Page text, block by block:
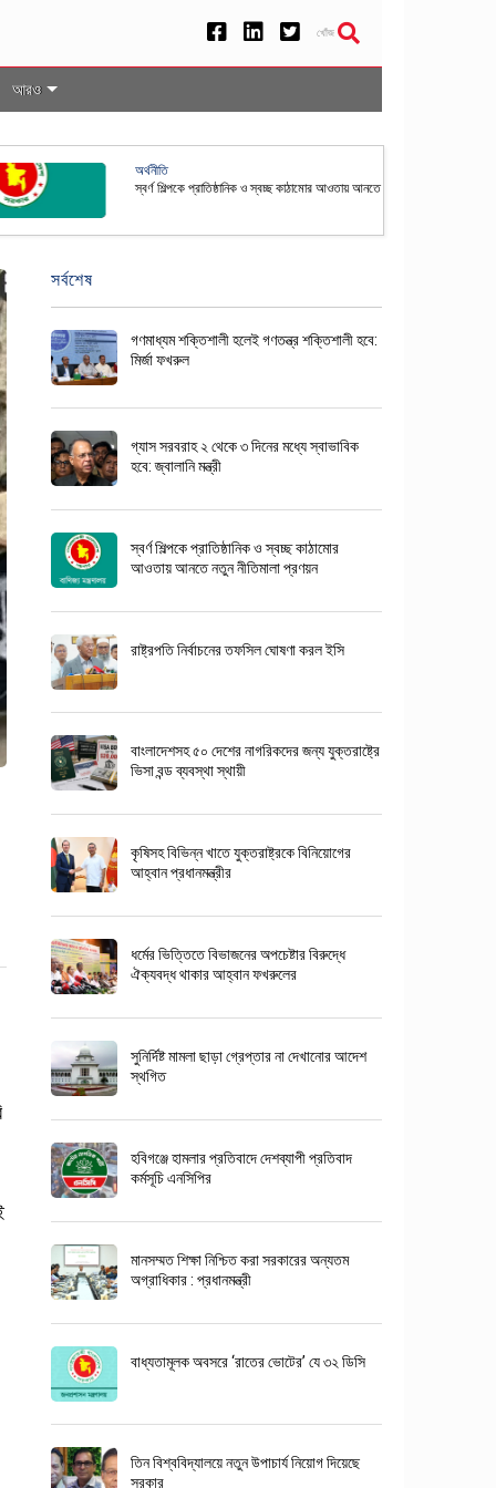
খোঁজ
আরও
নির্বাচনের তফসিল ঘোষণা করল ইসি
সর্বশেষ
গণমাধ্যম শক্তিশালী হলেই গণতন্ত্র শক্তিশালী হবে:
মির্জা ফখরুল
গ্যাস সরবরাহ ২ থেকে ৩ দিনের মধ্যে স্বাভাবিক
হবে: জ্বালানি মন্ত্রী
স্বর্ণ শিল্পকে প্রাতিষ্ঠানিক ও স্বচ্ছ কাঠামোর
আওতায় আনতে নতুন নীতিমালা প্রণয়ন
রাষ্ট্রপতি নির্বাচনের তফসিল ঘোষণা করল ইসি
বাংলাদেশসহ ৫০ দেশের নাগরিকদের জন্য যুক্তরাষ্ট্রে
ভিসা বন্ড ব্যবস্থা স্থায়ী
কৃষিসহ বিভিন্ন খাতে যুক্তরাষ্ট্রকে বিনিয়োগের
আহ্বান প্রধানমন্ত্রীর
ধর্মের ভিত্তিতে বিভাজনের অপচেষ্টার বিরুদ্ধে
ঐক্যবদ্ধ থাকার আহ্বান ফখরুলের
সুনির্দিষ্ট মামলা ছাড়া গ্রেপ্তার না দেখানোর আদেশ
স্থগিত
হবিগঞ্জে হামলার প্রতিবাদে দেশব্যাপী প্রতিবাদ
কর্মসূচি এনসিপির
মানসম্মত শিক্ষা নিশ্চিত করা সরকারের অন্যতম
অগ্রাধিকার : প্রধানমন্ত্রী
বাধ্যতামূলক অবসরে ‘রাতের ভোটের’ যে ৩২ ডিসি
তিন বিশ্ববিদ্যালয়ে নতুন উপাচার্য নিয়োগ দিয়েছে
সরকার